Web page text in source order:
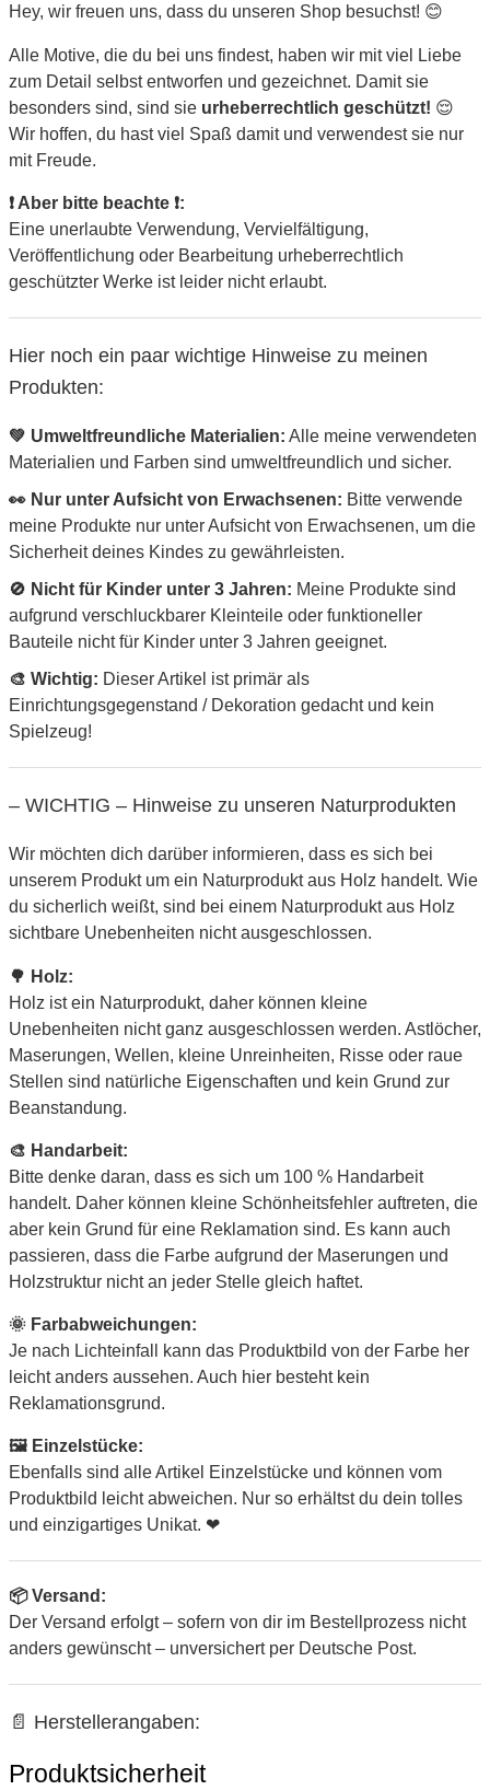
Hey, wir freuen uns, dass du unseren Shop besuchst! 😊
Alle Motive, die du bei uns findest, haben wir mit viel Liebe
zum Detail selbst entworfen und gezeichnet. Damit sie
besonders sind, sind sie urheberrechtlich geschützt! 😌
Wir hoffen, du hast viel Spaß damit und verwendest sie nur
mit Freude.
❗ Aber bitte beachte ❗:
Eine unerlaubte Verwendung, Vervielfältigung,
Veröffentlichung oder Bearbeitung urheberrechtlich
geschützter Werke ist leider nicht erlaubt.
Hier noch ein paar wichtige Hinweise zu meinen
Produkten:
💚 Umweltfreundliche Materialien: Alle meine verwendeten
Materialien und Farben sind umweltfreundlich und sicher.
👀 Nur unter Aufsicht von Erwachsenen: Bitte verwende
meine Produkte nur unter Aufsicht von Erwachsenen, um die
Sicherheit deines Kindes zu gewährleisten.
🚫 Nicht für Kinder unter 3 Jahren: Meine Produkte sind
aufgrund verschluckbarer Kleinteile oder funktioneller
Bauteile nicht für Kinder unter 3 Jahren geeignet.
🎨 Wichtig: Dieser Artikel ist primär als
Einrichtungsgegenstand / Dekoration gedacht und kein
Spielzeug!
– WICHTIG – Hinweise zu unseren Naturprodukten
Wir möchten dich darüber informieren, dass es sich bei
unserem Produkt um ein Naturprodukt aus Holz handelt. Wie
du sicherlich weißt, sind bei einem Naturprodukt aus Holz
sichtbare Unebenheiten nicht ausgeschlossen.
🌳 Holz:
Holz ist ein Naturprodukt, daher können kleine
Unebenheiten nicht ganz ausgeschlossen werden. Astlöcher,
Maserungen, Wellen, kleine Unreinheiten, Risse oder raue
Stellen sind natürliche Eigenschaften und kein Grund zur
Beanstandung.
🎨 Handarbeit:
Bitte denke daran, dass es sich um 100 % Handarbeit
handelt. Daher können kleine Schönheitsfehler auftreten, die
aber kein Grund für eine Reklamation sind. Es kann auch
passieren, dass die Farbe aufgrund der Maserungen und
Holzstruktur nicht an jeder Stelle gleich haftet.
🌞 Farbabweichungen:
Je nach Lichteinfall kann das Produktbild von der Farbe her
leicht anders aussehen. Auch hier besteht kein
Reklamationsgrund.
🖼 Einzelstücke:
Ebenfalls sind alle Artikel Einzelstücke und können vom
Produktbild leicht abweichen. Nur so erhältst du dein tolles
und einzigartiges Unikat. ❤
📦 Versand:
Der Versand erfolgt – sofern von dir im Bestellprozess nicht
anders gewünscht – unversichert per Deutsche Post.
📄 Herstellerangaben:
Produktsicherheit